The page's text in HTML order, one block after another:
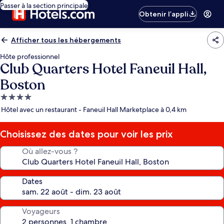
Passer à la section principale
Obtenir l’appli
Afficher tous les hébergements
Hôte professionnel
Club Quarters Hotel Faneuil Hall,
Boston
Hébergement
4.0 étoiles
Hôtel avec un restaurant - Faneuil Hall Marketplace à 0,4 km
Choisissez des dates pour voir les prix
Où allez-vous ?
Dates
Voyageurs